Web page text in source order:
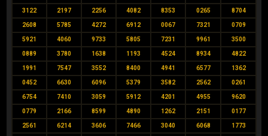
3122 2197 2256 4082 8353 0265 8704
2608 5785 4272 6912 0067 7321 0709
5921 4060 9733 5805 7231 9961 3500
0889 3780 1638 1193 4524 8934 4822
1991 7547 3552 8400 4941 6577 1362
0452 6630 6096 5379 3582 2562 0261
6754 7410 3059 5912 4201 4955 9620
0779 2166 8599 4890 1262 2151 0177
2561 6214 3606 7466 3040 6068 1773